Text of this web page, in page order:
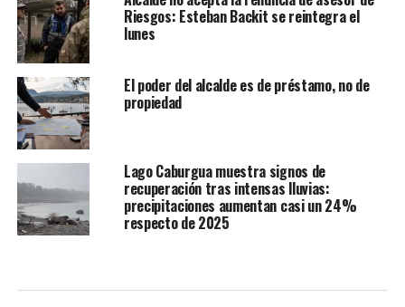
Riesgos: Esteban Backit se reintegra el
lunes
El poder del alcalde es de préstamo, no de
propiedad
Lago Caburgua muestra signos de
recuperación tras intensas lluvias:
precipitaciones aumentan casi un 24%
respecto de 2025